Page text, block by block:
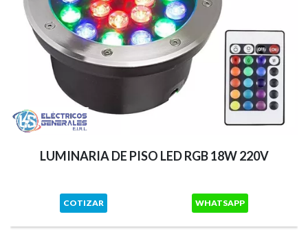
LUMINARIA DE PISO LED RGB 18W 220V
COTIZAR WHATSAPP